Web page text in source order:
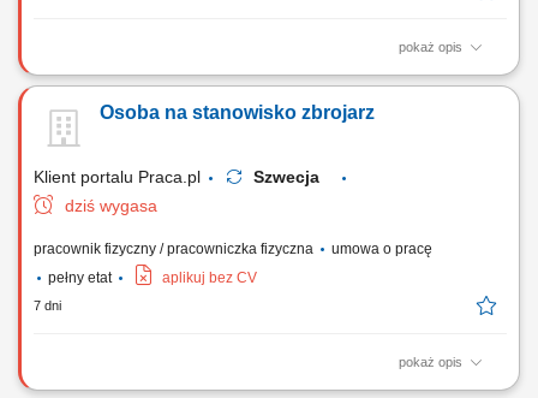
pokaż opis
Prefabrykacja, wiązanie oraz montaż stalowych szkieletów
oraz innych bieżących zadaniach ciesielskich. Wykonywanie prostych,
pomocniczych robót fizycznych wspierających procesy budowlane.
Osoba na stanowisko zbrojarz
Klient portalu Praca.pl
Szwecja
dziś wygasa
pracownik fizyczny / pracowniczka fizyczna
umowa o pracę
pełny etat
aplikuj bez CV
7 dni
pokaż opis
Prefabrykacja, wiązanie oraz montaż stalowych szkieletów